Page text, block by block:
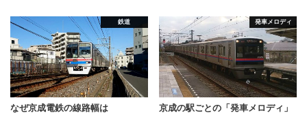
鉄道
なぜ京成電鉄の線路幅は
発車メロディ
京成の駅ごとの「発車メロディ」